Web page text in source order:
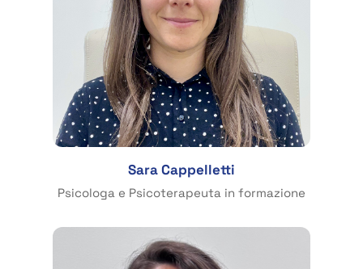
Sara Cappelletti
Psicologa e Psicoterapeuta in formazione